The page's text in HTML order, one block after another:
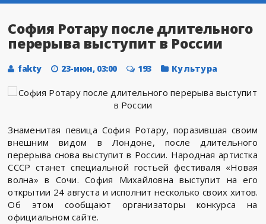
София Ротару после длительного
перерыва выступит в России
fakty 23-июн, 03:00 193 Культура
Знаменитая певица София Ротару, поразившая своим
внешним видом в Лондоне, после длительного
перерыва снова выступит в России. Народная артистка
СССР станет специальной гостьей фестиваля «Новая
волна» в Сочи. София Михайловна выступит на его
открытии 24 августа и исполнит несколько своих хитов.
Об этом сообщают организаторы конкурса на
официальном сайте.